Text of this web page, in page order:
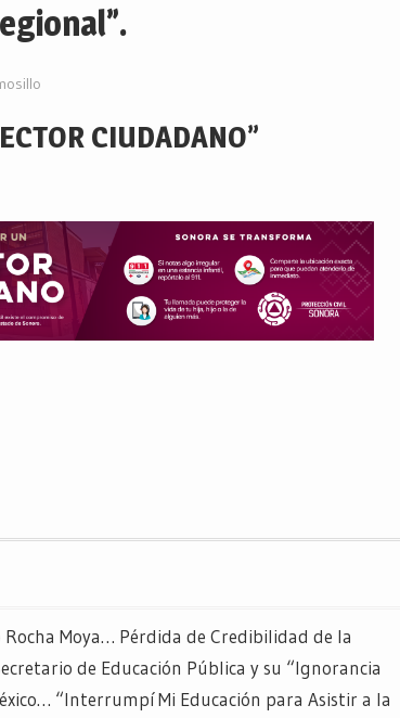
CIUDADANO”
Moya… Pérdida de Credibilidad de la
de Educación Pública y su “Ignorancia
“Interrumpí Mi Educación para Asistir a la